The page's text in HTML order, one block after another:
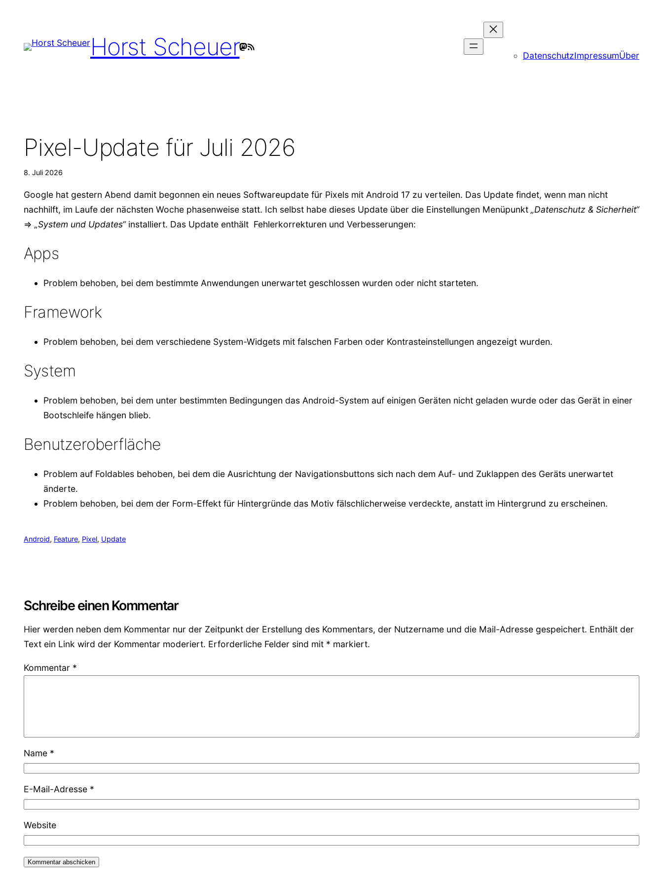
springen
Horst ScheuerMastodon
RSS-Feed
DatenschutzImpressumÜber
Pixel-Update für Juli 2026
8. Juli 2026
Google hat gestern Abend damit begonnen ein neues Softwareupdate für Pixels mit Android 17 zu verteilen. Das Update findet, wenn man nicht
nachhilft, im Laufe der nächsten Woche phasenweise statt. Ich selbst habe dieses Update über die Einstellungen Menüpunkt „Datenschutz & Sicherheit“
=> „System und Updates“installiert. Das Update enthält Fehlerkorrekturen und Verbesserungen:
Apps
Problem behoben, bei dem bestimmte Anwendungen unerwartet geschlossen wurden oder nicht starteten.
Framework
Problem behoben, bei dem verschiedene System-Widgets mit falschen Farben oder Kontrasteinstellungen angezeigt wurden.
System
Problem behoben, bei dem unter bestimmten Bedingungen das Android-System auf einigen Geräten nicht geladen wurde oder das Gerät in einer
Bootschleife hängen blieb.
Benutzeroberfläche
Problem auf Foldables behoben, bei dem die Ausrichtung der Navigationsbuttons sich nach dem Auf- und Zuklappen des Geräts unerwartet
änderte.
Problem behoben, bei dem der Form-Effekt für Hintergründe das Motiv fälschlicherweise verdeckte, anstatt im Hintergrund zu erscheinen.
Android, Feature, Pixel, Update
Schreibe einen Kommentar
Hier werden neben dem Kommentar nur der Zeitpunkt der Erstellung des Kommentars, der Nutzername und die Mail-Adresse gespeichert. Enthält der
Text ein Link wird der Kommentar moderiert. Erforderliche Felder sind mit * markiert.
Kommentar *
Name *
E-Mail-Adresse *
Website